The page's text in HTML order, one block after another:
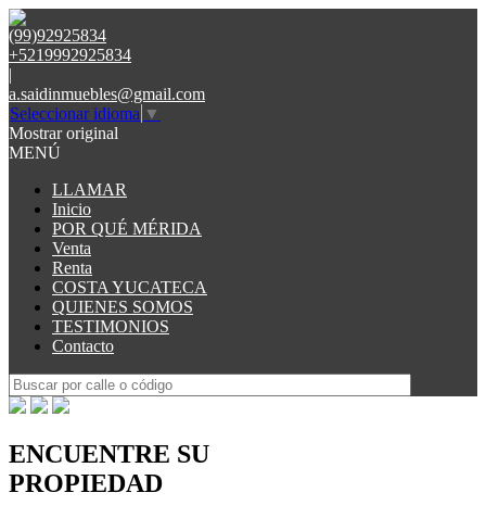
(99)92925834
+5219992925834
|
a.saidinmuebles@gmail.com
Seleccionar idioma ▼
Mostrar original
MENÚ
LLAMAR
Inicio
POR QUÉ MÉRIDA
Venta
Renta
COSTA YUCATECA
QUIENES SOMOS
TESTIMONIOS
Contacto
ENCUENTRE SU
PROPIEDAD